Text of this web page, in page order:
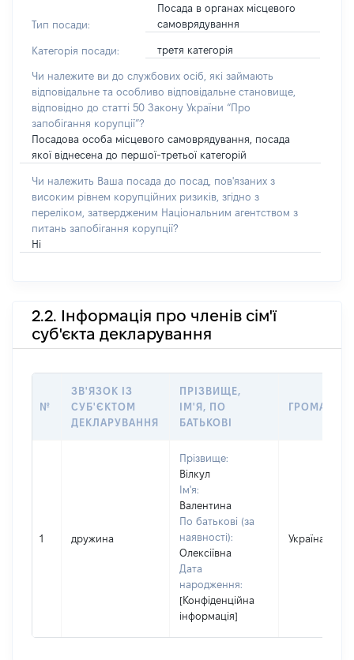
Тип посади:
Посада в органах місцевого
самоврядування
Категорія посади: третя категорія
Чи належите ви до службових осіб, які займають
відповідальне та особливо відповідальне становище,
відповідно до статті 50 Закону України “Про
запобігання корупції”?
Посадова особа місцевого самоврядування, посада
якої віднесена до першої-третьої категорій
Чи належить Ваша посада до посад, пов'язаних з
високим рівнем корупційних ризиків, згідно з
переліком, затвердженим Національним агентством з
питань запобігання корупції?
Ні
2.2. Інформація про членів сім'ї
суб'єкта декларування
№
ЗВ'ЯЗОК ІЗ
СУБ'ЄКТОМ
ДЕКЛАРУВАННЯ
ПРІЗВИЩЕ,
ІМ'Я, ПО
БАТЬКОВІ
1 дружина
Прізвище:
Вілкул
Ім'я:
Валентина
По батькові (за
наявності):
Олексіївна
Дата
народження:
[Конфіденційна
інформація]
Україна